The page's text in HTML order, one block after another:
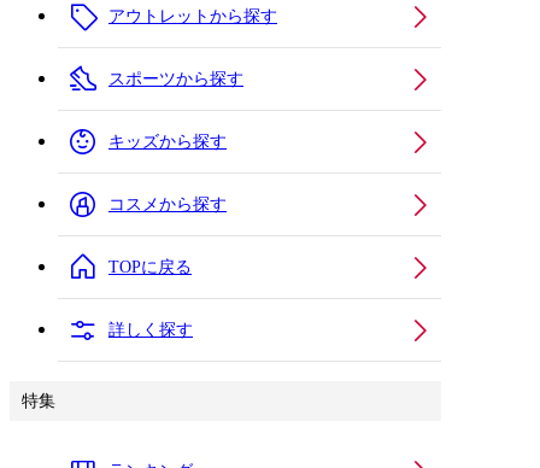
アウトレットから探す
スポーツから探す
キッズから探す
コスメから探す
TOPに戻る
詳しく探す
特集